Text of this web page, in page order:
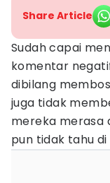
Share Article
Sudah capai
komentar
dibilang
juga tidak
mereka merasa
pun tidak tahu